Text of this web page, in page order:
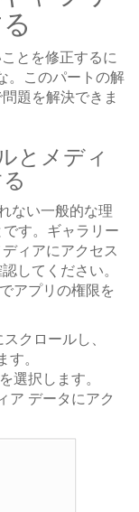
とを修正するに
。このパートの解
題を解決できま
とメディ
ない一般的な理
す。ギャラリー
ィアにアクセス
してください。
アプリの権限を
クロールし、
。
選択します。
ア データにアク